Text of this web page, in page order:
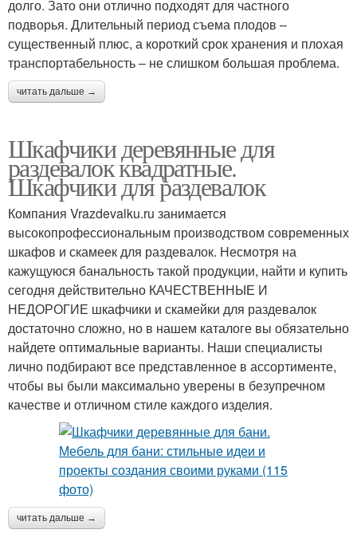
долго. Зато они отлично подходят для частного
подворья. Длительный период съема плодов –
существенный плюс, а короткий срок хранения и плохая
транспортабельность – не слишком большая проблема.
читать дальше →
Шкафчики деревянные для
раздевалок квадратные.
Шкафчики для раздевалок
Компания Vrazdevalku.ru занимается
высокопрофессиональным производством современных
шкафов и скамеек для раздевалок. Несмотря на
кажущуюся банальность такой продукции, найти и купить
сегодня действительно КАЧЕСТВЕННЫЕ И
НЕДОРОГИЕ шкафчики и скамейки для раздевалок
достаточно сложно, но в нашем каталоге вы обязательно
найдете оптимальные варианты. Наши специалисты
лично подбирают все представленное в ассортименте,
чтобы вы были максимально уверены в безупречном
качестве и отличном стиле каждого изделия.
читать дальше →